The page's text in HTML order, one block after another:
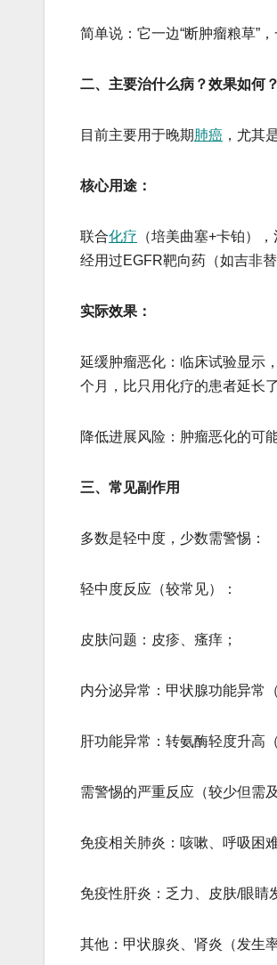
简单说​​：它一边“断肿瘤粮草”，
​​二、主要治什么病？效果如何？​​
目前主要用于​​晚期肺癌 ，尤其
核心用途：
联合化疗 （培美曲塞+卡铂）
经用过EGFR靶向药（如吉非替
实际效果：
延缓肿瘤恶化​​：临床试验显示
个月，比只用化疗的患者延长
降低进展风险​​：肿瘤恶化的可
​​三、常见副作用​​
多数是轻中度，少数需警惕：
轻中度反应（较常见）：
皮肤问题：皮疹、瘙痒；
内分泌异常：甲状腺功能异常
肝功能异常：转氨酶轻度升高
需警惕的严重反应（较少但需
免疫相关肺炎​​：咳嗽、呼吸困
免疫性肝炎​​：乏力、皮肤/眼睛
其他：甲状腺炎、肾炎（发生